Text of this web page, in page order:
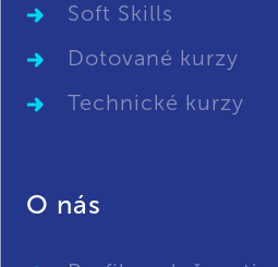
Soft Skills
Dotované kurzy
Technické kurzy
O nás